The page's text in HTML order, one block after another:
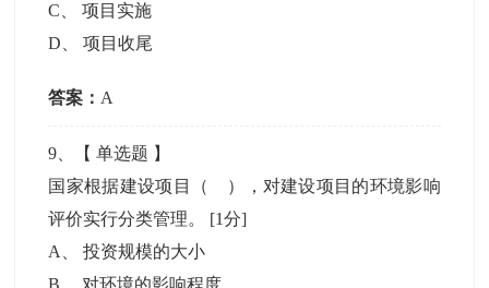
C 、项目实施
D 、项目收尾
答案： A
9 、【单选题 】
国家根据建设项目（ ），对建设项目的环境影响
评价实行分类管理。 [1分]
A
、投资规模的大小
B
对环境的影响程度